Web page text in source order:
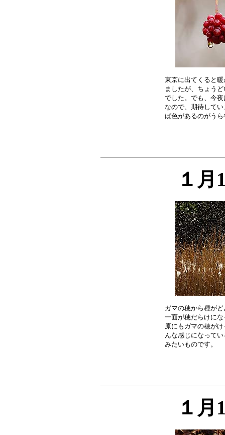
東京に出てくると
ましたが、ちょう
でした。でも、今
なので、期待して
１月
ガマの穂から種が
一面が穂だらけに
原にもガマの穂が
んな感じになって
１月